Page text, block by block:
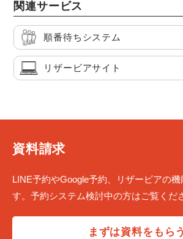
関連サービス
順番待ちシステム
リザービアサイト
資料請求
LINE予約やGoogle予約、リザービアの
す。予約システム検討中の方はご覧くだ
まずは資料をもらう